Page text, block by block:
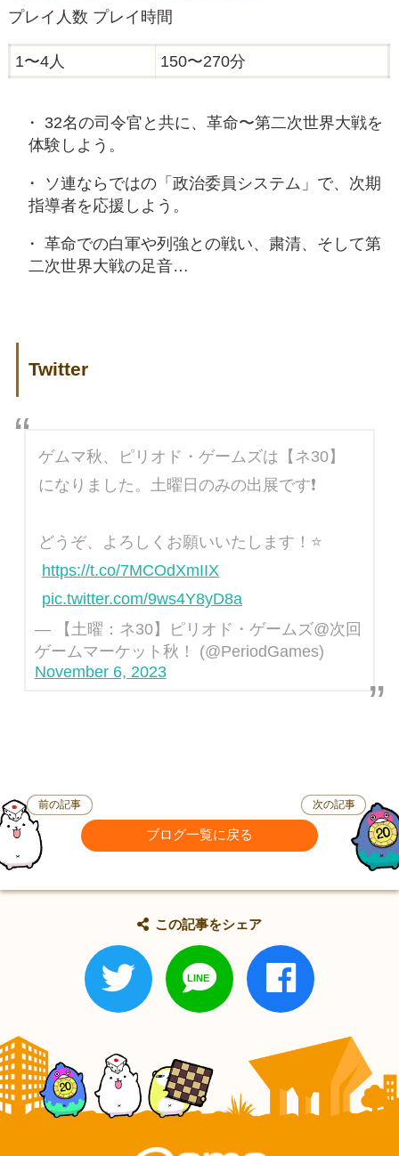
プレイ人数 プレイ時間
1〜4人 150〜270分
32名の司令官と共に、革命〜第二次世界大戦を
体験しよう。
ソ連ならではの「政治委員システム」で、次期
指導者を応援しよう。
革命での白軍や列強との戦い、粛清、そして第
二次世界大戦の足音…
Twitter
ゲムマ秋、ピリオド・ゲームズは【ネ30】
になりました。土曜日のみの出展です❗
どうぞ、よろしくお願いいたします！⭐
https://t.co/7MCOdXmIIX
pic.twitter.com/9ws4Y8yD8a
— 【土曜：ネ30】ピリオド・ゲームズ@次回
ゲームマーケット秋！ (@PeriodGames)
November 6, 2023
前の記事
ブログ一覧に戻る
次の記事
この記事をシェア